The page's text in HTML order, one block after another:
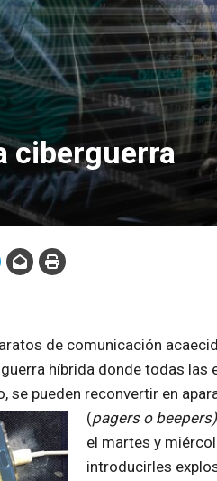
ciberguerra
de comunicación
híbrida donde todas
se pueden reconvertir en
(pagers o beepers)
el martes y
introducirles